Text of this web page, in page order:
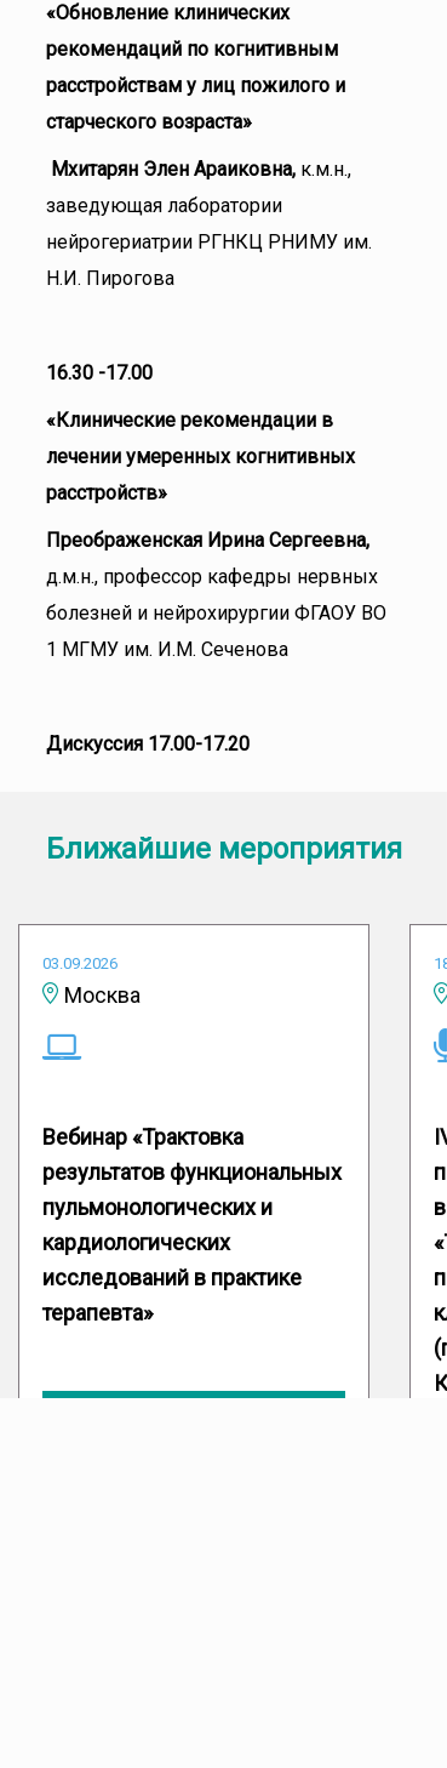
«Обновление клинических
рекомендаций по когнитивным
расстройствам у лиц пожилого и
старческого возраста»
Мхитарян Элен Араиковна, к.м.н.,
заведующая лаборатории
нейрогериатрии РГНКЦ РНИМУ им.
Н.И. Пирогова
16.30 -17.00
«Клинические рекомендации в
лечении умеренных когнитивных
расстройств»
Преображенская Ирина Сергеевна,
д.м.н., профессор кафедры нервных
болезней и нейрохирургии ФГАОУ ВО
1 МГМУ им. И.М. Сеченова
Дискуссия 17.00-17.20
Ближайшие мероприятия
03.09.2026
Москва
Вебинар «Трактовка
результатов функциональных
пульмонологических и
кардиологических
исследований в практике
терапевта»